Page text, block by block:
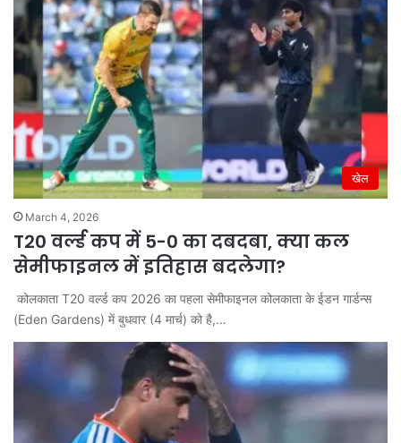
खेल
March 4, 2026
T20 वर्ल्ड कप में 5-0 का दबदबा, क्या कल
सेमीफाइनल में इतिहास बदलेगा?
कोलकाता T20 वर्ल्ड कप 2026 का पहला सेमीफाइनल कोलकाता के ईडन गार्डन्स
(Eden Gardens) में बुधवार (4 मार्च) को है,…